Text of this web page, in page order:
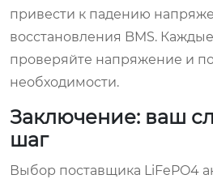
привести к падению
восстановления BMS.
проверяйте напряжение и
необходимости.
Заключение: ваш
шаг
Выбор поставщика LiFePO4